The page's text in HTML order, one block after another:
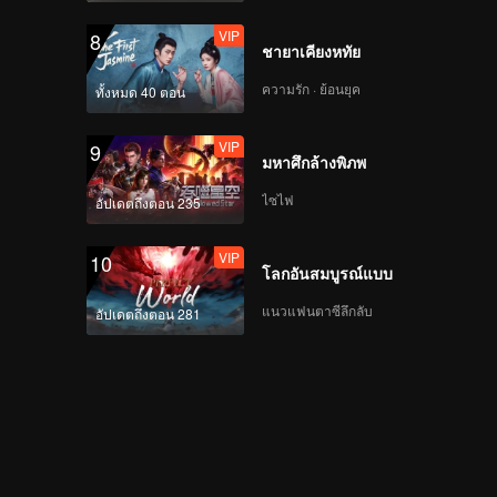
8
ทั้งหมด 40 ตอน
VIP
ชายาเคียงหทัย
ความรัก · ย้อนยุค
9
อัปเดตถึงตอน 235
VIP
มหาศึกล้างพิภพ
ไซไฟ
10
อัปเดตถึงตอน 281
VIP
โลกอันสมบูรณ์แบบ
แนวแฟนตาซีลึกลับ